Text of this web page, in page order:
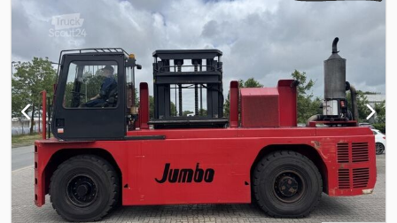
- 80% Wir haben neben diesem FABRIKAT - MODELL noch ca. 150
Schwerlaststapler, Containerstapler, Reachstacker, Gabelstapler
& Terminaltraktoren in unserem Lager Oldenburg. Besuchen Sie
unsere Homepage - ... Leasing, Mietkauf & Finanzierung zu faieren
Konditionen sind für uns jederzeit machbar. Gerne kaufen wir
auch Ihren Gebrauchten frei an, auch ohne dass Sie ein Fahrzeug
bei uns erwerben. Rufen Sie mich "Marco Levermann" an, ich
berate Sie gerne ausführlich zu diesem FABRIKAT - MODELL.
Übrigens: Unsere Stapler-Fachwerkstatt ist auf Reparatur,
Instandsetzung, von Großgeräten ab 8 to. spezialisiert. Gerne
stellen wir auch Ihr Fahrzeug bei uns zum Kommissionsverkauf
aus. 3. Ventil, 4. Ventil, Vollkabine = Weitere Informationen =